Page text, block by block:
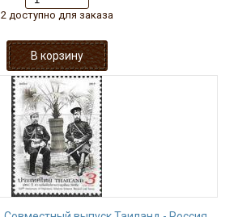
2 доступно для заказа